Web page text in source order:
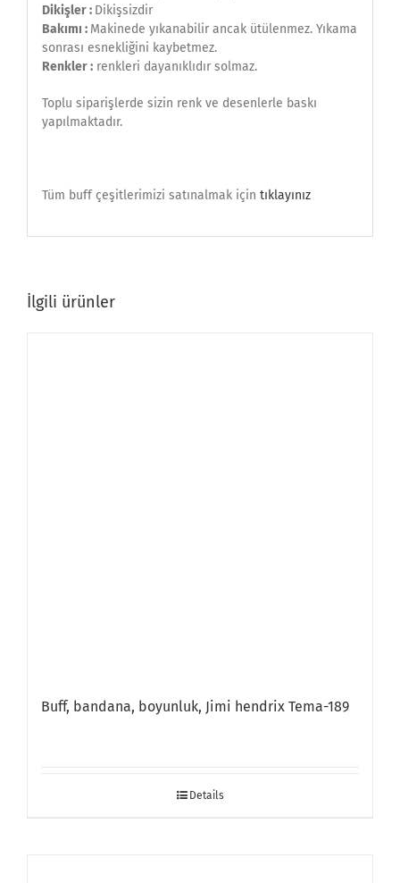
Dikişler : Dikişsizdir
Bakımı : Makinede yıkanabilir ancak ütülenmez. Yıkama
sonrası esnekliğini kaybetmez.
Renkler :renkleri dayanıklıdır solmaz.
Toplu siparişlerde sizin renk ve desenlerle baskı
yapılmaktadır.
Tüm buff çeşitlerimizi satınalmak için tıklayınız
İlgili ürünler
Buff, bandana, boyunluk, Jimi hendrix Tema-189
Details